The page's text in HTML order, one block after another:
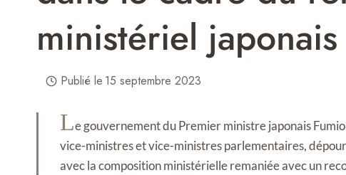
ministériel japonais
Publié le 15 septembre 2023
Le gouvernement du Premier ministre japonais
vice-ministres et vice-ministres parlementaires,
avec la composition ministérielle remaniée avec un